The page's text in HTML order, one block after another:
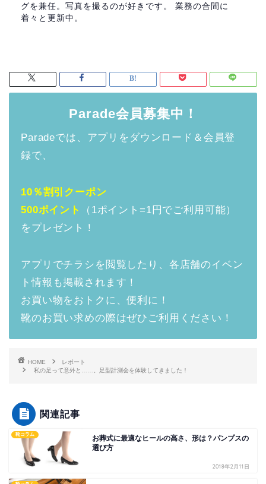
グを兼任。写真を撮るのが好きです。 業務の合間に
着々と更新中。
Parade会員募集中！
Paradeでは、アプリをダウンロード＆会員登
録で、
10％割引クーポン
500ポイント
（1ポイント=1円でご利用可能）
をプレゼント！
アプリでチラシを閲覧したり、各店舗のイベン
ト情報も掲載されます！
お買い物をおトクに、便利に！
靴のお買い求めの際はぜひご利用ください！
HOME
レポート
私の足って意外と……。足型計測会を体験してきました！
関連記事
靴コラム
お葬式に最適なヒールの高さ、形は？パンプスの
選び方
2018年2月11日